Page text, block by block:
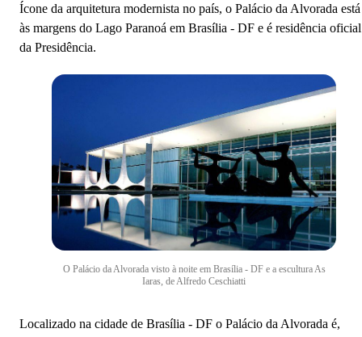
Ícone da arquitetura modernista no país, o Palácio da Alvorada está
às margens do Lago Paranoá em Brasília - DF e é residência oficial
da Presidência.
O Palácio da Alvorada visto à noite em Brasília - DF e a escultura As
Iaras, de Alfredo Ceschiatti
Localizado na cidade de Brasília - DF o Palácio da Alvorada é,